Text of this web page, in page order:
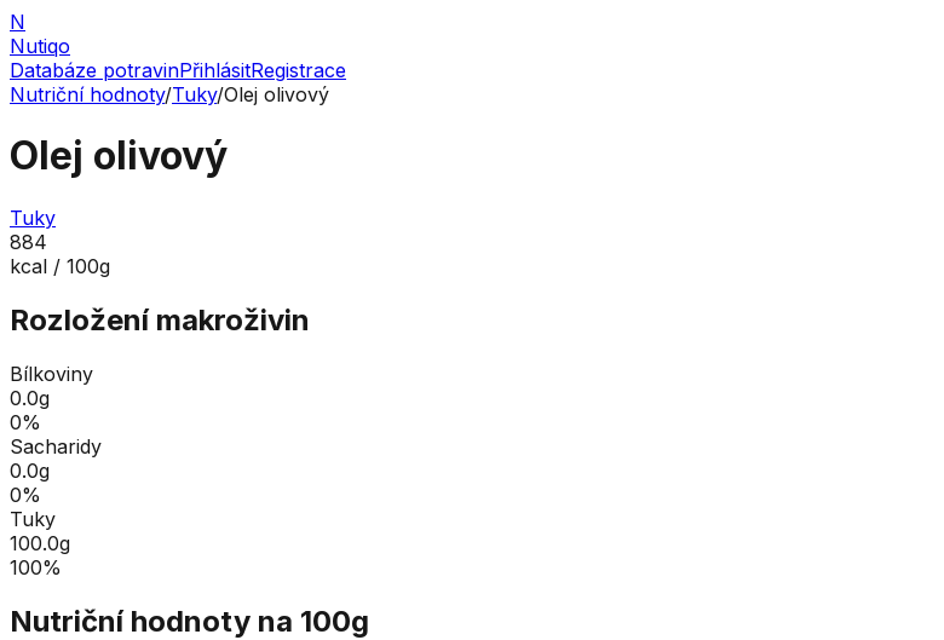
N
Nutiqo
Databáze potravinPřihlásitRegistrace
Nutriční hodnoty/Tuky/Olej olivový
Olej olivový
Tuky
884
kcal / 100g
Rozložení makroživin
Bílkoviny
0.0g
0%
Sacharidy
0.0g
0%
Tuky
100.0g
100%
Nutriční hodnoty na 100g